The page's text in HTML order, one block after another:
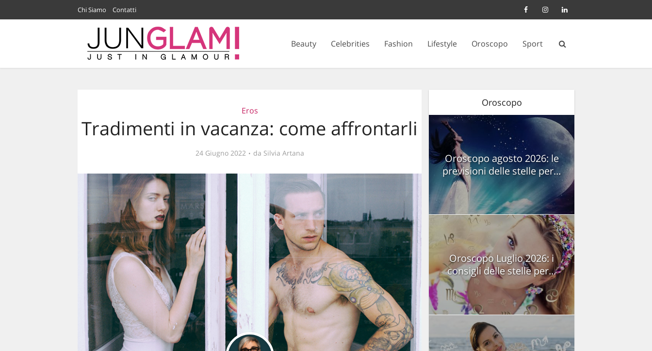
Chi Siamo Contatti
Beauty Celebrities Fashion Lifestyle Oroscopo Sport
Eros
Tradimenti in vacanza: come affrontarli
24 Giugno 2022 da Silvia Artana
Oroscopo
Oroscopo agosto 2026: le
previsioni delle stelle per...
Oroscopo Luglio 2026: i
consigli delle stelle per...